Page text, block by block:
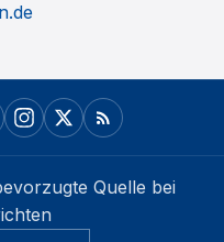
Quelle bei